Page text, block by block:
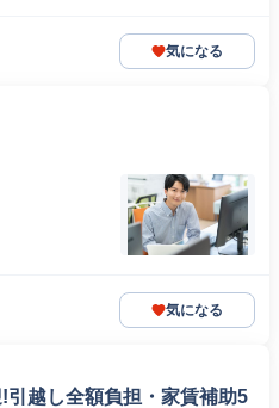
気になる
気になる
越し全額負担・家賃補助5